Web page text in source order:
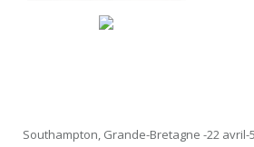
Southampton, Grande-Bretagne -22 avril-